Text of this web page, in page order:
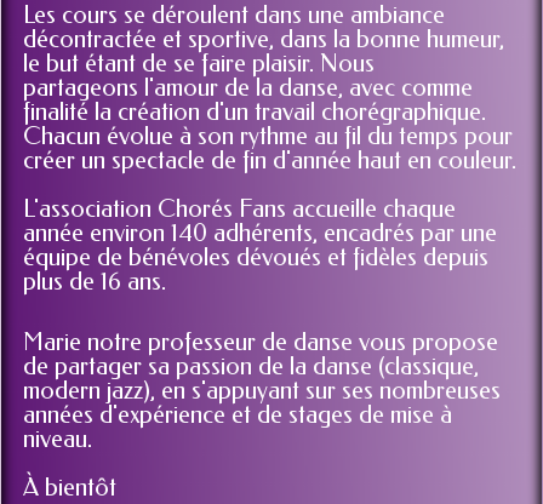
Les cours se déroulent dans une ambiance
décontractée et sportive, dans la bonne humeur,
le but étant de se faire plaisir. Nous
partageons l'amour de la danse, avec comme
finalité la création d'un travail chorégraphique.
Chacun évolue à son rythme au fil du temps pour
créer un spectacle de fin d'année haut en couleur.
L'association Chorés Fans accueille chaque
année environ 140 adhérents, encadrés par une
équipe de bénévoles dévoués et fidèles depuis
plus de 16 ans.
Marie notre professeur de danse vous propose
de partager sa passion de la danse (classique,
modern jazz), en s'appuyant sur ses nombreuses
années d'expérience et de stages de mise à
niveau.
À bientôt